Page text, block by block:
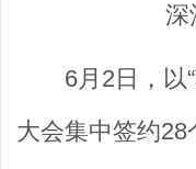
深
6月2日，以
大会集中签约